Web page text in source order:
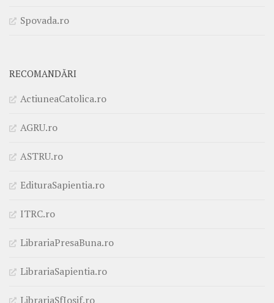
Spovada.ro
RECOMANDĂRI
ActiuneaCatolica.ro
AGRU.ro
ASTRU.ro
EdituraSapientia.ro
ITRC.ro
LibrariaPresaBuna.ro
LibrariaSapientia.ro
LibrariaSfIosif.ro